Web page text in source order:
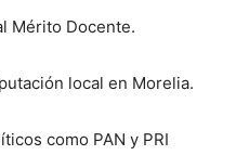
Mérito Docente.
local en Morelia.
como PAN y PRI